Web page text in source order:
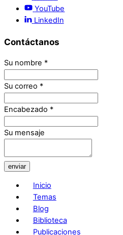
YouTube
LinkedIn
Contáctanos
Su nombre *
Su correo *
Encabezado *
Su mensaje
enviar
Inicio
Temas
Blog
Biblioteca
Publicaciones